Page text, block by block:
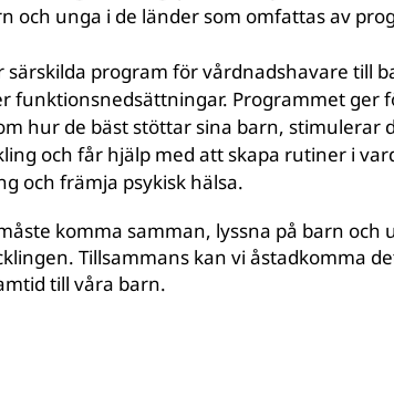
och unga i de länder som omfattas av
särskilda program för vårdnadshavare till
funktionsnedsättningar. Programmet ger
hur de bäst stöttar sina barn, stimulerar
och får hjälp med att skapa rutiner i
och främja psykisk hälsa.
komma samman, lyssna på barn och
Tillsammans kan vi åstadkomma
till våra barn.